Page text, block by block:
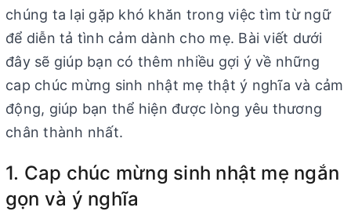
chúng ta lại gặp khó khăn trong việc tìm từ ngữ
để diễn tả tình cảm dành cho mẹ. Bài viết dưới
đây sẽ giúp bạn có thêm nhiều gợi ý về những
cap chúc mừng sinh nhật mẹ thật ý nghĩa và cảm
động, giúp bạn thể hiện được lòng yêu thương
chân thành nhất.
1. Cap chúc mừng sinh nhật mẹ ngắn
gọn và ý nghĩa